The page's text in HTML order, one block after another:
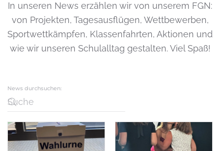
In unseren News erzählen wir von unserem FGN:
von Projekten, Tagesausflügen, Wettbewerben,
Sportwettkämpfen, Klassenfahrten, Aktionen und
wie wir unseren Schulalltag gestalten. Viel Spaß!
News durchsuchen: